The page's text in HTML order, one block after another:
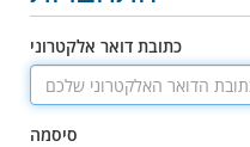
כתובת דואר אלקטרוני
סיסמה